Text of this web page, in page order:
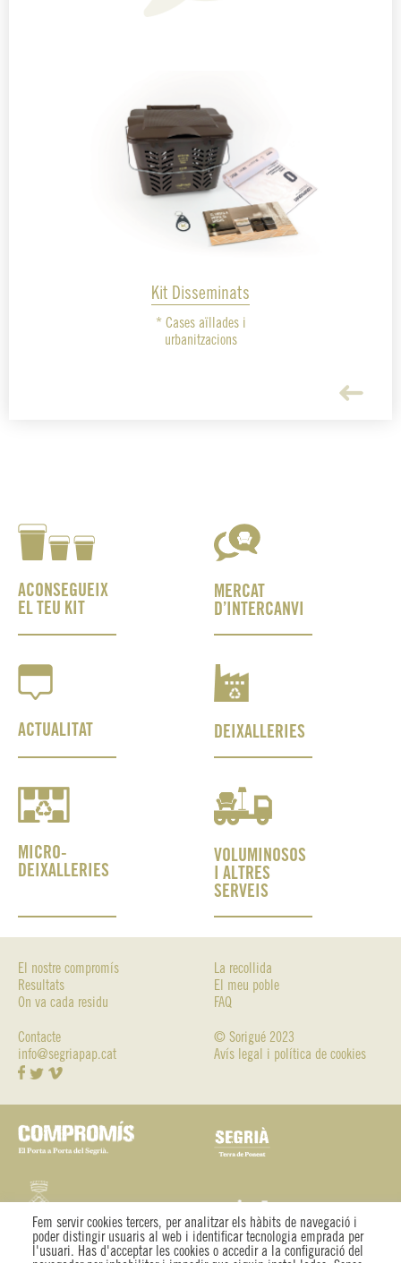
Kit Disseminats
* Cases aïllades i
urbanitzacions
ACONSEGUEIX
EL TEU KIT
MERCAT
D’INTERCANVI
ACTUALITAT DEIXALLERIES
MICRO-
DEIXALLERIES
VOLUMINOSOS
I ALTRES
SERVEIS
El nostre compromís
Resultats
On va cada residu
La recollida
El meu poble
FAQ
Contacte
info@segriapap.cat
© Sorigué 2023
Avís legal i política de cookies
Fem servir cookies tercers, per analitzar els hàbits de navegació i
poder distingir usuaris al web i identificar tecnologia emprada per
l'usuari. Has d'acceptar les cookies o accedir a la configuració del